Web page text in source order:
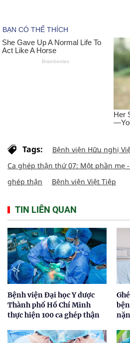
Tags:
Bệnh viện Hữu nghị
Ca ghép thận thứ 07: Một phần mẹ
ghép thận
Bệnh viện Việt Tiệp
TIN LIÊN QUAN
Bệnh viện Đại học Y dược
Thành phố Hồ Chí Minh
thực hiện 100 ca ghép thận